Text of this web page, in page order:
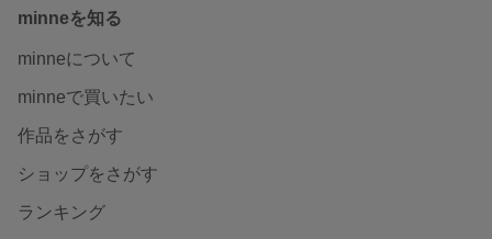
minneを知る
minneについて
minneで買いたい
作品をさがす
ショップをさがす
ランキング